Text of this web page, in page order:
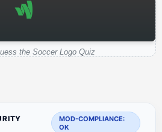
the Soccer Logo Quiz
MOD-COMPLIANCE:
OK